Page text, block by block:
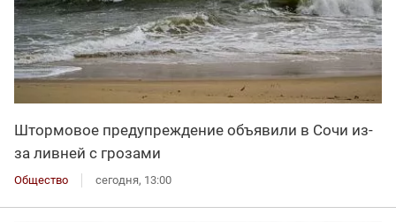
Штормовое предупреждение объявили в Сочи из-
за ливней с грозами
Общество сегодня, 13:00